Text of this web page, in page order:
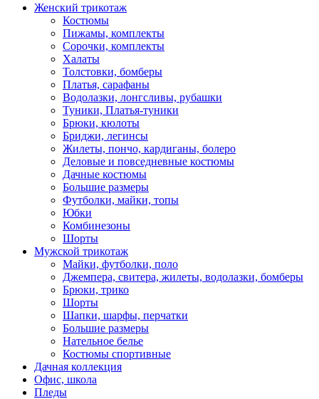
Женский трикотаж
Костюмы
Пижамы, комплекты
Сорочки, комплекты
Халаты
Толстовки, бомберы
Платья, сарафаны
Водолазки, лонгсливы, рубашки
Туники, Платья-туники
Брюки, кюлоты
Бриджи, легинсы
Жилеты, пончо, кардиганы, болеро
Деловые и повседневные костюмы
Дачные костюмы
Большие размеры
Футболки, майки, топы
Юбки
Комбинезоны
Шорты
Мужской трикотаж
Майки, футболки, поло
Джемпера, свитера, жилеты, водолазки, бомберы
Брюки, трико
Шорты
Шапки, шарфы, перчатки
Большие размеры
Нательное белье
Костюмы спортивные
Дачная коллекция
Офис, школа
Пледы